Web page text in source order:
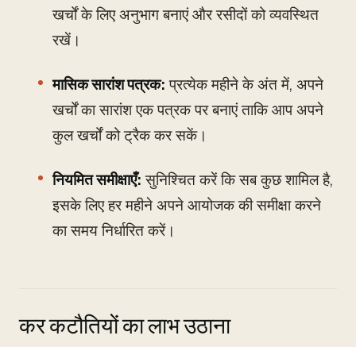
खर्चों के लिए अनुभाग बनाएं और रसीदों को व्यवस्थित
रखें।
मासिक सारांश पत्रक: प्रत्येक महीने के अंत में, अपने
खर्चों का सारांश एक पत्रक पर बनाएं ताकि आप अपने
कुल खर्चों को ट्रैक कर सकें।
नियमित समीक्षाएँ: सुनिश्चित करें कि सब कुछ शामिल है,
इसके लिए हर महीने अपने आयोजक की समीक्षा करने
का समय निर्धारित करें।
कर कटौतियों का लाभ उठाना